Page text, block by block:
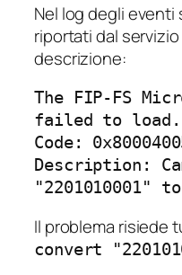
Nel log degli eventi
riportati dal servizio
descrizione:
The FIP-FS
failed to load.
Code:
Description:
"2201010001"
Il problema risiede
convert